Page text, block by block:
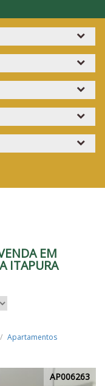
EM
ITAPURA
Apartamentos
AP006263